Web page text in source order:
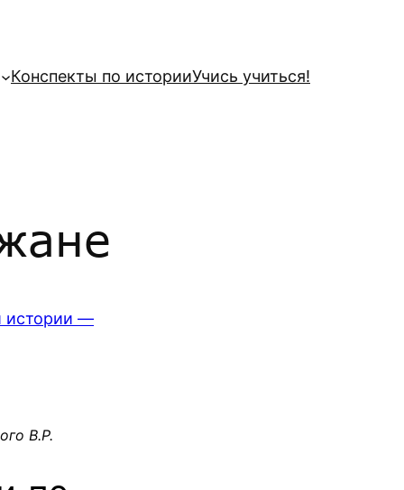
Конспекты по историиУчись учиться!
истории —
В.Р.